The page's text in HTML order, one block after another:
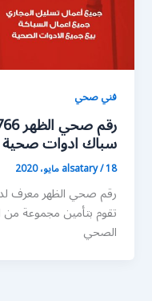
فني صحي
سباك ادوات صحية
alsatary/18 مايو، 2020
رقم صحي الظهر معرف
تقوم بتأمين مجموعة من
الصحي